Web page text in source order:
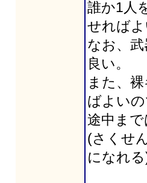
誰か1人
せればよ
なお、
良い。
また、
ばよいの
途中ま
(さくせ
になれ